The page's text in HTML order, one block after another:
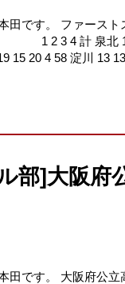
です。 ファースト
1 2 3 4 計 泉北 16
20 4 58 淀川 13 13
部]大阪府
田です。 大阪府公